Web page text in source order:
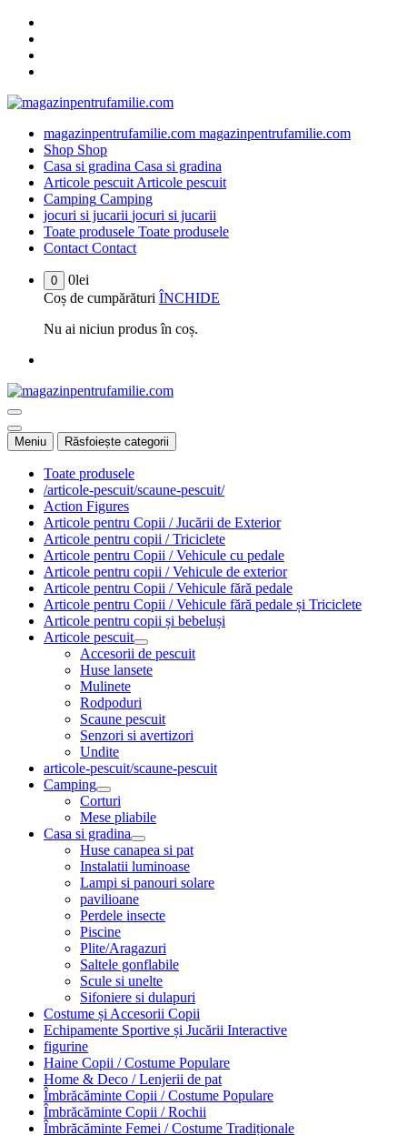
conținut
magazinpentrufamilie.com magazinpentrufamilie.com
Shop Shop
Casa si gradina Casa si gradina
Articole pescuit Articole pescuit
Camping Camping
jocuri si jucarii jocuri si jucarii
Toate produsele Toate produsele
Contact Contact
0 0lei
Coș de cumpărături ÎNCHIDE
Nu ai niciun produs în coș.
Meniu Răsfoiește categorii
Toate produsele
/articole-pescuit/scaune-pescuit/
Action Figures
Articole pentru Copii / Jucării de Exterior
Articole pentru copii / Triciclete
Articole pentru Copii / Vehicule cu pedale
Articole pentru copii / Vehicule de exterior
Articole pentru Copii / Vehicule fără pedale
Articole pentru Copii / Vehicule fără pedale și Triciclete
Articole pentru copii și bebeluși
Articole pescuit
Accesorii de pescuit
Huse lansete
Mulinete
Rodpoduri
Scaune pescuit
Senzori si avertizori
Undite
articole-pescuit/scaune-pescuit
Camping
Corturi
Mese pliabile
Casa si gradina
Huse canapea si pat
Instalatii luminoase
Lampi si panouri solare
pavilioane
Perdele insecte
Piscine
Plite/Aragazuri
Saltele gonflabile
Scule si unelte
Sifoniere si dulapuri
Costume și Accesorii Copii
Echipamente Sportive și Jucării Interactive
figurine
Haine Copii / Costume Populare
Home & Deco / Lenjerii de pat
Îmbrăcăminte Copii / Costume Populare
Îmbrăcăminte Copii / Rochii
Îmbrăcăminte Femei / Costume Tradiționale